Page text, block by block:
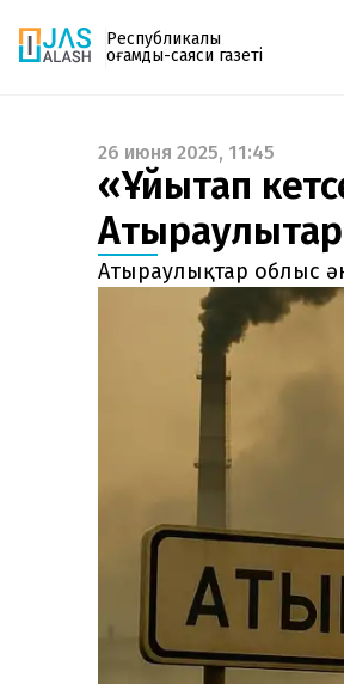
Республикалық
қоғамдық-саяси газеті
Газетке жазылу
PDF форматтағы газетті ай сайын
поштаңызға алып отырыңыз. Жаңа
шыққан сәтте сізге бірден
енгізіңіз, біз қалғанын өзіміз
26 июня 2025, 11:45
«Ұйықтап
Атыраулықтар облыс